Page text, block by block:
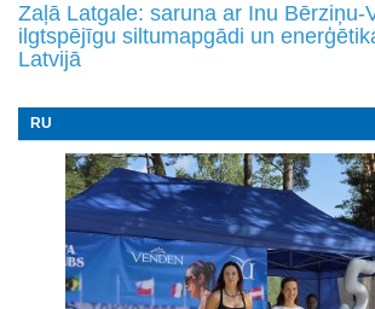
Zaļā Latgale: saruna ar Inu Bērziņu-
ilgtspējīgu siltumapgādi un
Latvijā
RU